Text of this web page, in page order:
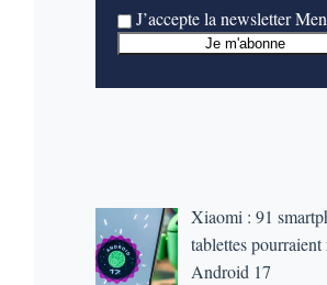
J’accepte la newsletter
Xiaomi : 91
tablettes
Android 17